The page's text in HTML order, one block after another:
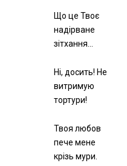
Що це Твоє
надірване
зітхання…
Ні, досить! Не
витримую
тортури!
Твоя любов
пече мене
крізь мури.